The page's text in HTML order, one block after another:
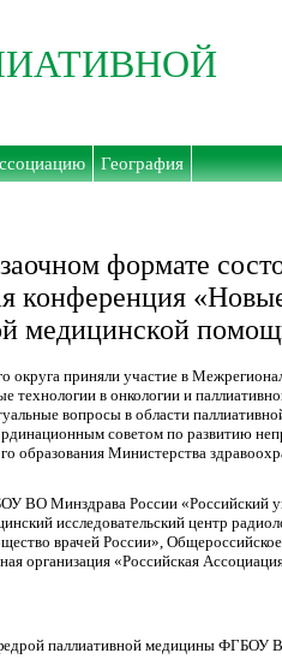
География
формате
конференция
медицинской
округа приняли участие в
технологии в онкологии и
вопросы в области
советом по развитию
образования Министерства
ВО Минздрава России «Российский
исследовательский центр
врачей России»,
организация «Российская
паллиативной медицины ФГБОУ